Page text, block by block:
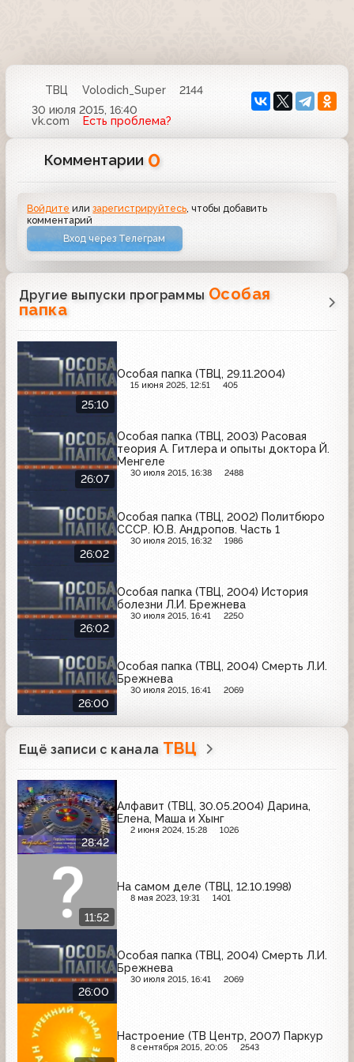
ТВЦ Volodich_Super
2144
30 июля 2015, 16:40
vk.com
Есть проблема?
Комментарии 0
Войдите илизарегистрируйтесь , чтобы добавить
комментарий
Вход через Телеграм
Другие выпуски программы Особая
папка
25:10
Особая папка (ТВЦ, 29.11.2004)
15 июня 2025, 12:51 405
26:07
Особая папка (ТВЦ, 2003) Расовая
теория А. Гитлера и опыты доктора Й.
Менгеле
30 июля 2015, 16:38 2488
26:02
Особая папка (ТВЦ, 2002) Политбюро
СССР. Ю.В. Андропов. Часть 1
30 июля 2015, 16:32 1986
26:02
Особая папка (ТВЦ, 2004) История
болезни Л.И. Брежнева
30 июля 2015, 16:41 2250
26:00
Особая папка (ТВЦ, 2004) Смерть Л.И.
Брежнева
30 июля 2015, 16:41 2069
Ещё записи с канала ТВЦ
28:42
Алфавит (ТВЦ, 30.05.2004) Дарина,
Елена, Маша и Хынг
2 июня 2024, 15:28 1026
11:52
На самом деле (ТВЦ, 12.10.1998)
8 мая 2023, 19:31 1401
26:00
Особая папка (ТВЦ, 2004) Смерть Л.И.
Брежнева
30 июля 2015, 16:41 2069
Настроение (ТВ Центр, 2007) Паркур
8 сентября 2015, 20:05 2543